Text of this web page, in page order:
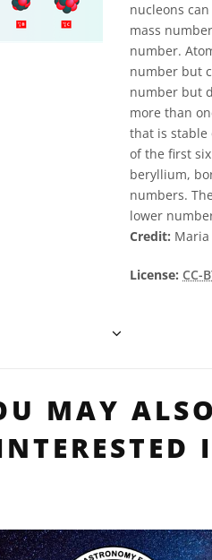
nucleons
mass
number.
number but
number but
more than
that is stable
of the first
beryllium,
numbers.
lower
Credit: Maria
License: CC-
MAY